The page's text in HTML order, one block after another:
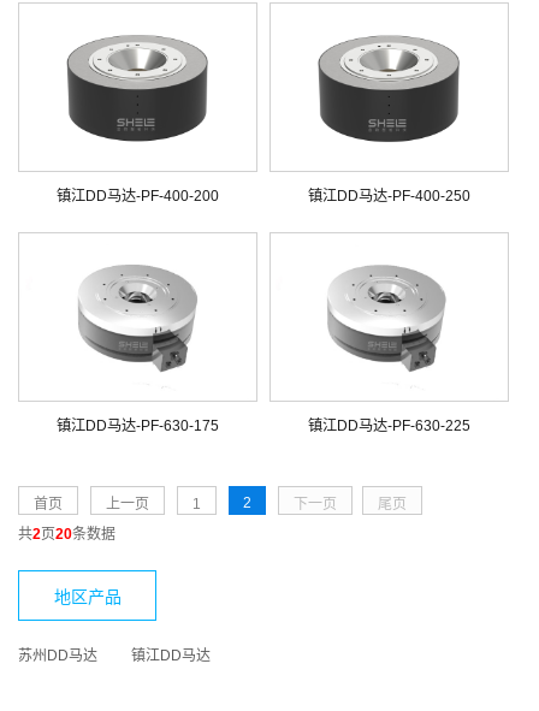
镇江DD马达-PF-400-200 镇江DD马达-PF-400-250
镇江DD马达-PF-630-175 镇江DD马达-PF-630-225
首页 上一页 1 2 下一页
尾页
共2页20条数据
地区产品
苏州DD马达 镇江DD马达